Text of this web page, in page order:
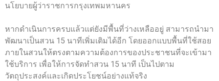
นโยบายผู้ว่าราชการกรุงเทพมหานคร
หากดำเนินการครบแล้วแต่ยังมีพื้นที่ว่างเหลืออยู่ สามารถนำมา
พัฒนาเป็นสวน 15 นาทีเพิ่มเติมได้อีก โดยออกแบบพื้นที่ใช้สอย
ภายในสวนให้ตรงตามความต้องการของประชาชนที่จะเข้ามา
ใช้บริการ เพื่อให้การจัดทำสวน 15 นาที เป็นไปตาม
วัตถุประสงค์และเกิดประโยชน์อย่างแท้จริง